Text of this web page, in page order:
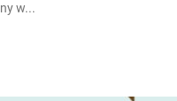
w...